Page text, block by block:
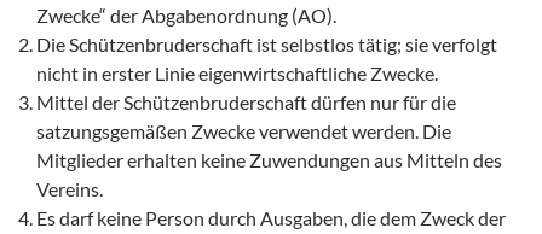
Zwecke“ der Abgabenordnung (AO).
Die Schützenbruderschaft ist selbstlos tätig; sie verfolgt
nicht in erster Linie eigenwirtschaftliche Zwecke.
Mittel der Schützenbruderschaft dürfen nur für die
satzungsgemäßen Zwecke verwendet werden. Die
Mitglieder erhalten keine Zuwendungen aus Mitteln des
Vereins.
Es darf keine Person durch Ausgaben, die dem Zweck der